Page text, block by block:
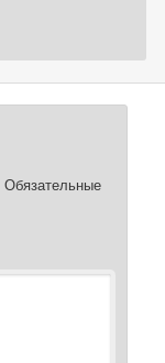
Обязательные